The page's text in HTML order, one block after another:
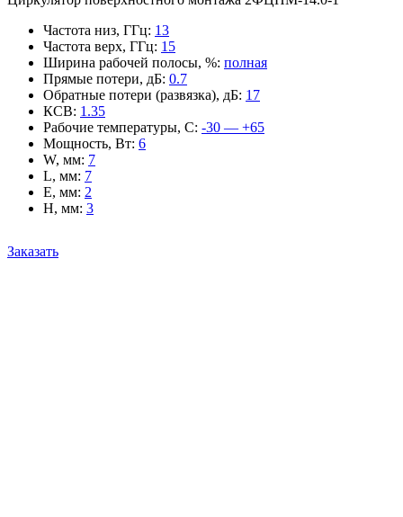
Частота низ, ГГц: 13
Частота верх, ГГц: 15
Ширина рабочей полосы, %: полная
Прямые потери, дБ: 0.7
Обратные потери (развязка), дБ: 17
КСВ: 1.35
Рабочие температуры, С: -30 — +65
Мощность, Вт: 6
W, мм: 7
L, мм: 7
E, мм: 2
H, мм: 3
Заказать